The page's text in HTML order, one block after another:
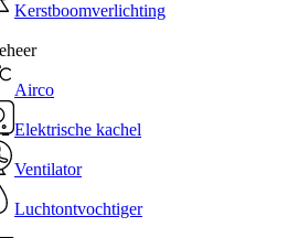
Kerstboomverlichting
Airco
Elektrische kachel
Ventilator
Luchtontvochtiger